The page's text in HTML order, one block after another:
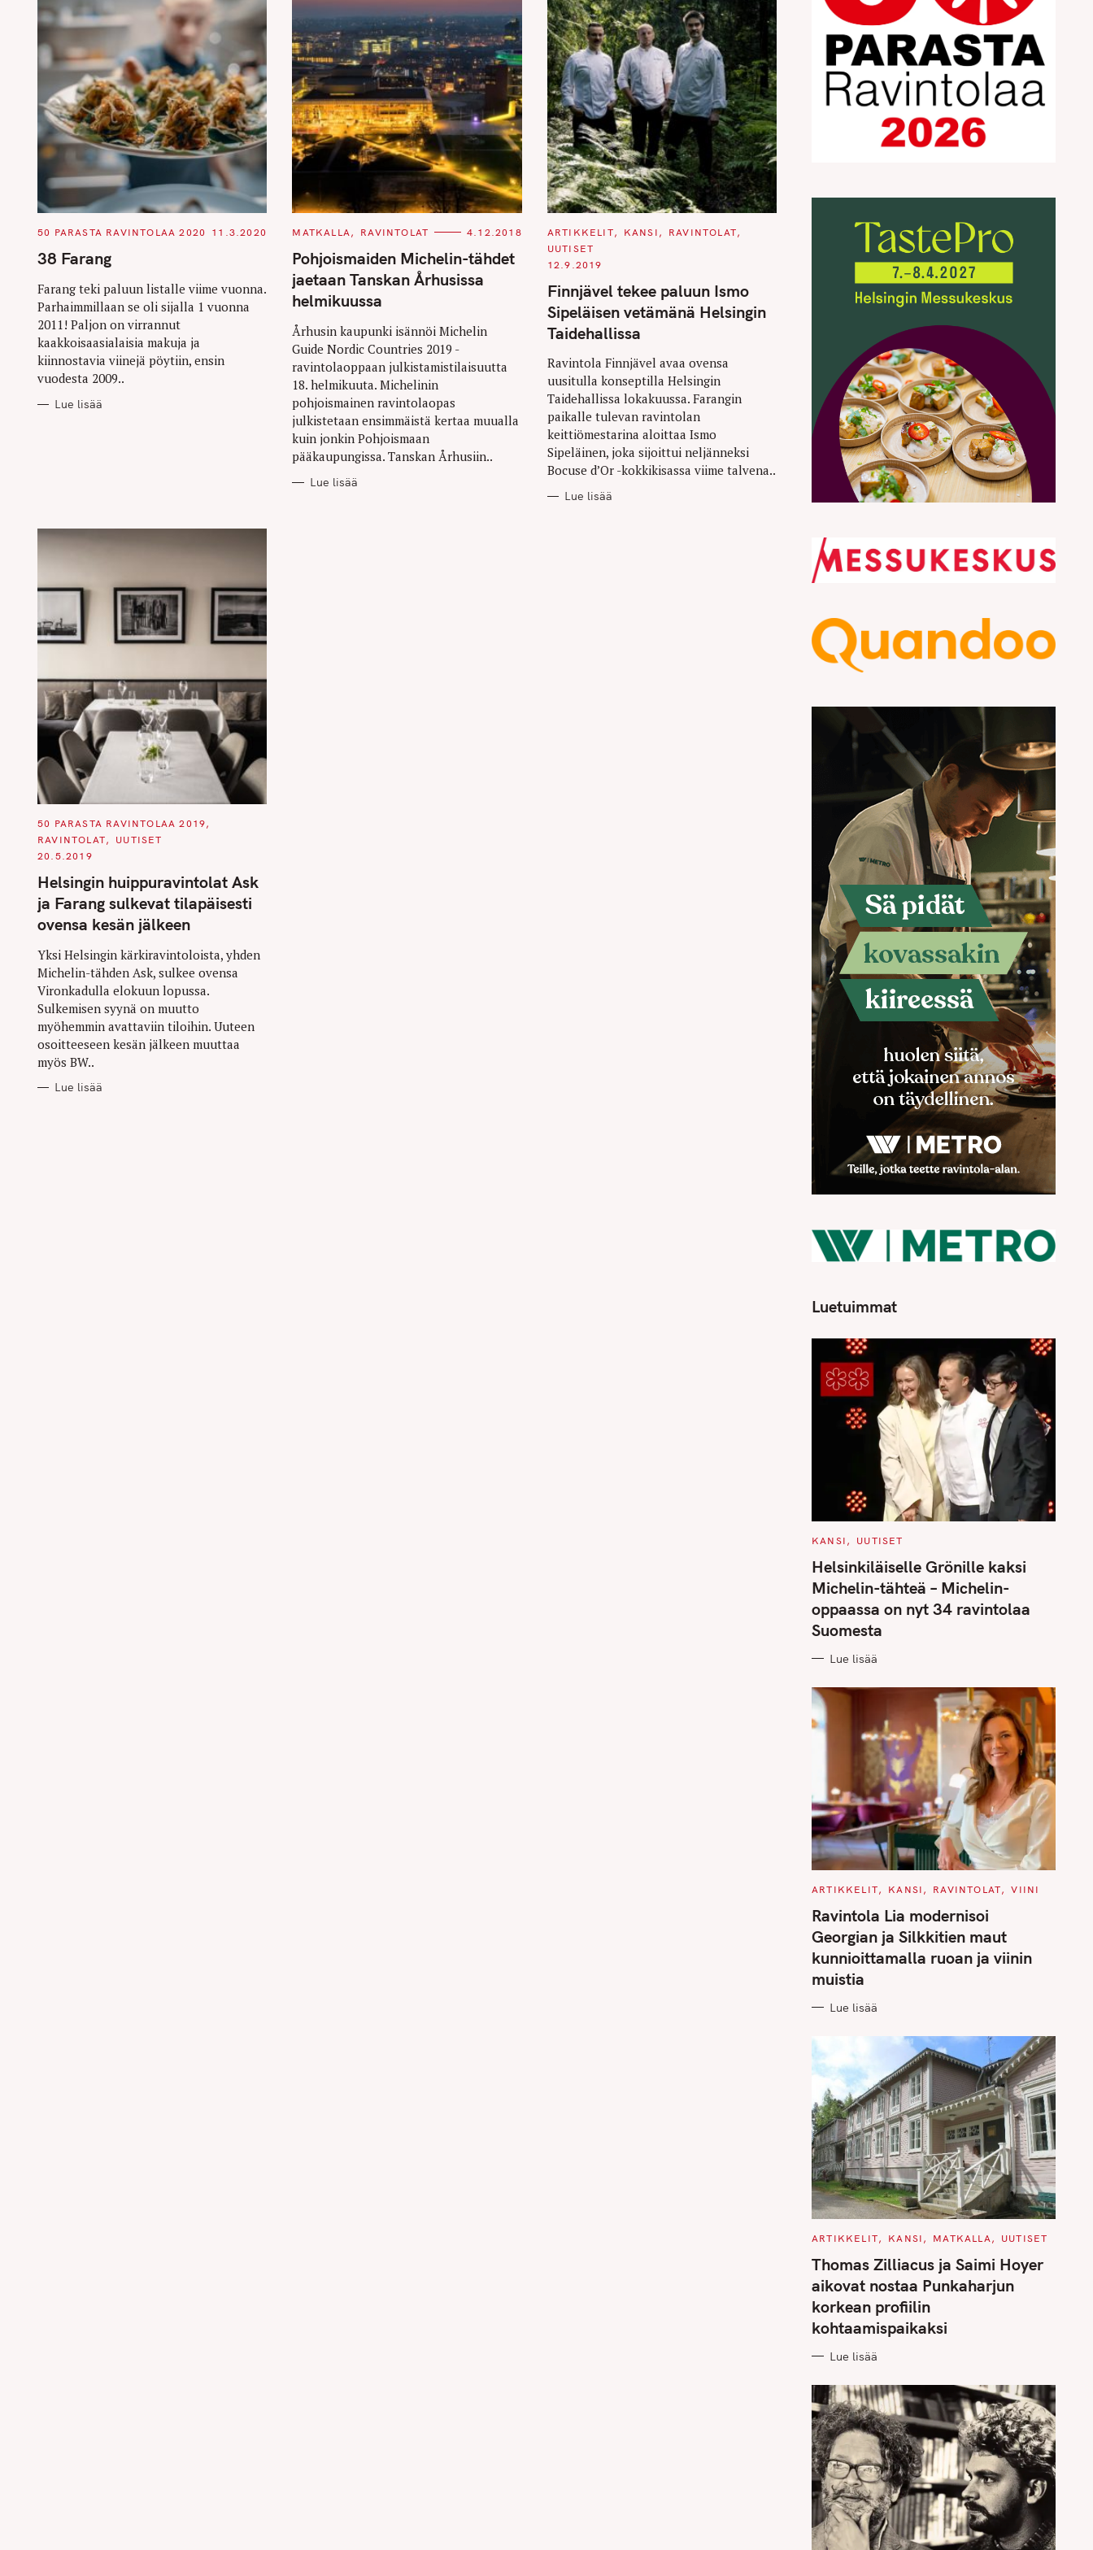
C
T
E
O
R
I
S
50 PARASTA RAVINTOLAA 2020 11.3.2020
38 Farang
Farang teki paluun listalle viime vuonna.
Parhaimmillaan se oli sijalla 1 vuonna
2011! Paljon on virrannut
kaakkoisaasialaisia makuja ja
kiinnostavia viinejä pöytiin, ensin
vuodesta 2009..
Lue lisää
C
T
E
G
O
R
I
S
MATKALLA RAVINTOLAT 4.12.2018
Pohjoismaiden Michelin-tähdet
jaetaan Tanskan Århusissa
helmikuussa
Århusin kaupunki isännöi Michelin
Guide Nordic Countries 2019 -
ravintolaoppaan julkistamistilaisuutta
18. helmikuuta. Michelinin
pohjoismainen ravintolaopas
julkistetaan ensimmäistä kertaa muualla
kuin jonkin Pohjoismaan
pääkaupungissa. Tanskan Århusiin..
Lue lisää
C
T
E
O
R
I
E
S
ARTIKKELIT KANSI
RAVINTOLAT
UUTISET
12.9.2019
Finnjävel tekee paluun Ismo
Sipeläisen vetämänä Helsingin
Taidehallissa
Ravintola Finnjävel avaa ovensa
uusitulla konseptilla Helsingin
Taidehallissa lokakuussa. Farangin
paikalle tulevan ravintolan
keittiömestarina aloittaa Ismo
Sipeläinen, joka sijoittui neljänneksi
Bocuse d’Or -kokkikisassa viime talvena..
Lue lisää
C
T
E
O
R
I
E
50 PARASTA RAVINTOLAA 2019
RAVINTOLAT
UUTISET
20.5.2019
Helsingin huippuravintolat Ask
ja Farang sulkevat tilapäisesti
ovensa kesän jälkeen
Yksi Helsingin kärkiravintoloista, yhden
Michelin-tähden Ask, sulkee ovensa
Vironkadulla elokuun lopussa.
Sulkemisen syynä on muutto
myöhemmin avattaviin tiloihin. Uuteen
osoitteeseen kesän jälkeen muuttaa
myös BW..
Lue lisää
Luetuimmat
C
T
E
G
O
I
E
S
KANSI UUTISET
Helsinkiläiselle Grönille kaksi
Michelin-tähteä – Michelin-
oppaassa on nyt 34 ravintolaa
Suomesta
Lue lisää
C
T
E
G
O
R
I
S
ARTIKKELIT KANSI RAVINTOLAT VIINI
Ravintola Lia modernisoi
Georgian ja Silkkitien maut
kunnioittamalla ruoan ja viinin
muistia
Lue lisää
C
T
E
O
R
I
E
S
ARTIKKELIT KANSI MATKALLA UUTISET
Thomas Zilliacus ja Saimi Hoyer
aikovat nostaa Punkaharjun
korkean profiilin
kohtaamispaikaksi
Lue lisää